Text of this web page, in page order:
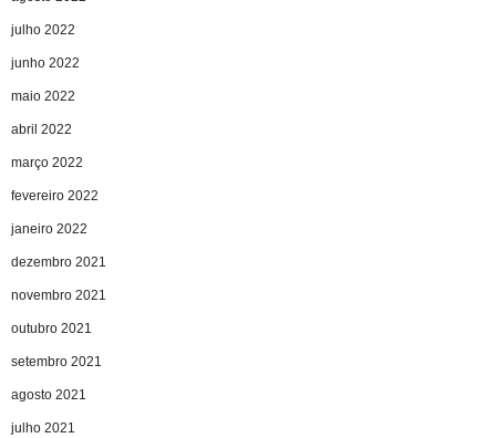
julho 2022
junho 2022
maio 2022
abril 2022
março 2022
fevereiro 2022
janeiro 2022
dezembro 2021
novembro 2021
outubro 2021
setembro 2021
agosto 2021
julho 2021